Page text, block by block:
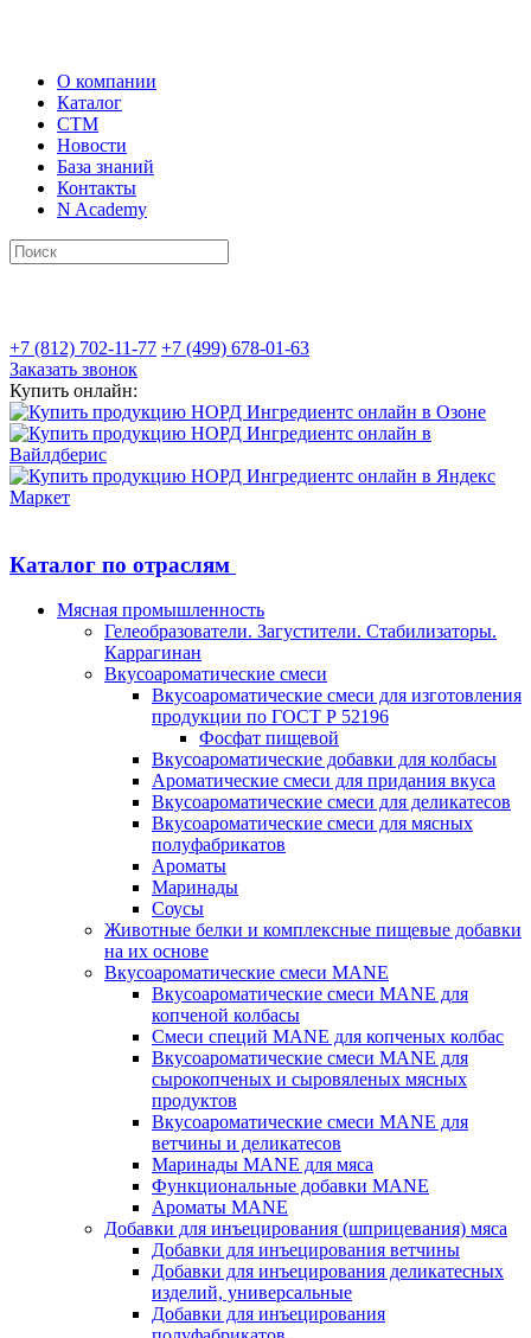
О компании
Каталог
СТМ
Новости
База знаний
Контакты
N Academy
+7 (812) 702-11-77 +7 (499) 678-01-63
Заказать звонок
Купить онлайн:
Каталог по отраслям
Мясная промышленность
Гелеобразователи. Загустители. Стабилизаторы.
Каррагинан
Вкусоароматические смеси
Вкусоароматические смеси для изготовления
продукции по ГОСТ Р 52196
Фосфат пищевой
Вкусоароматические добавки для колбасы
Ароматические смеси для придания вкуса
Вкусоароматические смеси для деликатесов
Вкусоароматические смеси для мясных
полуфабрикатов
Ароматы
Маринады
Соусы
Животные белки и комплексные пищевые добавки
на их основе
Вкусоароматические смеси MANE
Вкусоароматические смеси MANE для
копченой колбасы
Смеси специй MANE для копченых колбас
Вкусоароматические смеси MANE для
сырокопченых и сыровяленых мясных
продуктов
Вкусоароматические смеси MANE для
ветчины и деликатесов
Маринады MANE для мяса
Функциональные добавки MANE
Ароматы MANE
Добавки для инъецирования (шприцевания) мяса
Добавки для инъецирования ветчины
Добавки для инъецирования деликатесных
изделий, универсальные
Добавки для инъецирования